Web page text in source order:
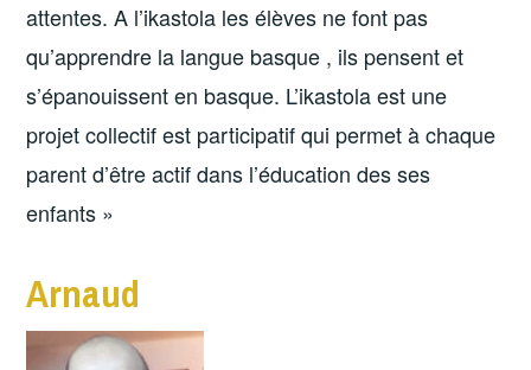
attentes. A l’ikastola les élèves ne font pas
qu’apprendre la langue basque , ils pensent et
s’épanouissent en basque. L’ikastola est une
projet collectif est participatif qui permet à chaque
parent d’être actif dans l’éducation des ses
enfants »
Arnaud